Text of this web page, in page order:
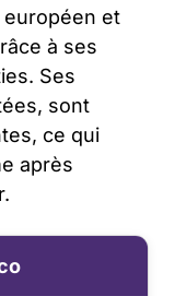
européen et
à ses
Ses
sont
ce qui
après